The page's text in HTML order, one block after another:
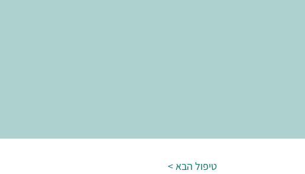
< טיפול הבא